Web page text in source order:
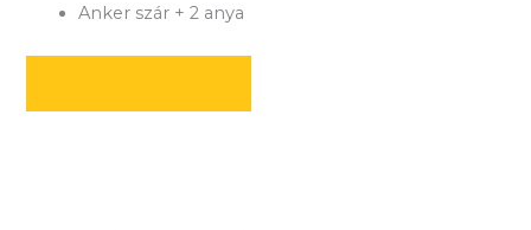
Anker szár + 2 anya